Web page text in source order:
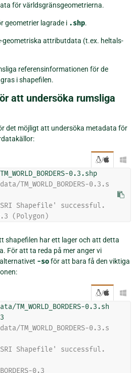
för världsgränsgeometrierna.
geometrier lagrade i .shp.
geometriska attributdata (t.ex. heltals-
referensinformationen för de
i shapefilen.
att undersöka rumsliga
det möjligt att undersöka metadata för
/ 
TM_WORLD_BORDERS-0.3.s
`ESRI Shapefile' successful.
0.3 (Polygon)
shapefilen har ett lager och att detta
För att ta reda på mer anger vi
-soför att bara få den viktiga
/ 
TM_WORLD_BORDERS-0.3.sh
TM_WORLD_BORDERS-0.3.s
`ESRI Shapefile' successful.
0.3